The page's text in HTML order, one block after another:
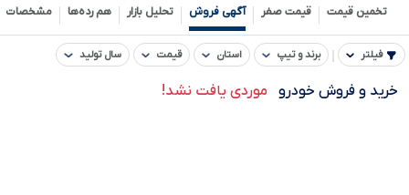
تخمین قیمت قیمت صفر آگهی فروش تحلیل بازار هم رده‌ها‌ مشخصات
فیلتر برند و تیپ استان قیمت سال تولید
خرید و فروش خودرو موردی یافت نشد!